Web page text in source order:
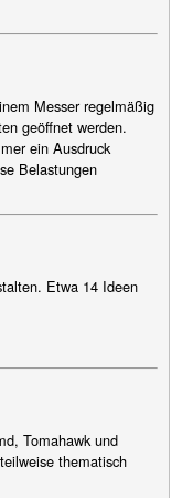
Messer regelmäßig
geöffnet werden.
ein Ausdruck
Belastungen
Etwa 14 Ideen
Tomahawk und
thematisch